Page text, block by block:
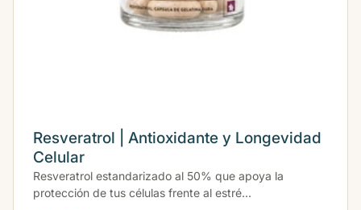
Resveratrol | Antioxidante y Longevidad
Celular
Resveratrol estandarizado al 50% que apoya la
protección de tus células frente al estré...